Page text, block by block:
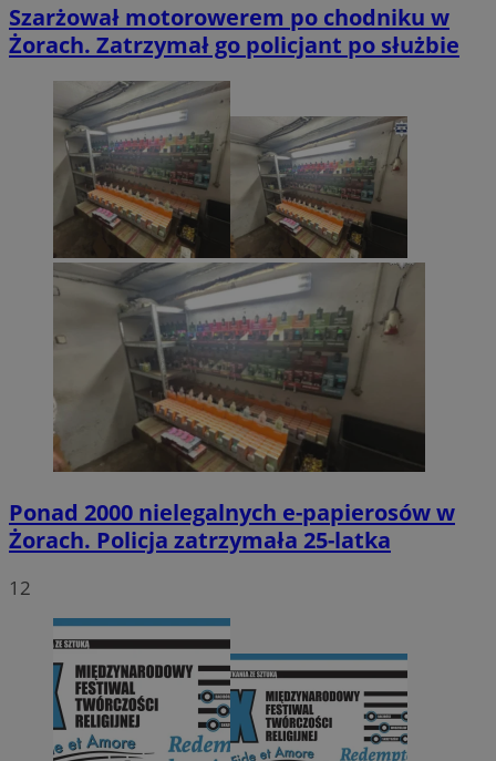
Szarżował motorowerem po chodniku w
Żorach. Zatrzymał go policjant po służbie
Ponad 2000 nielegalnych e-papierosów w
Żorach. Policja zatrzymała 25-latka
12